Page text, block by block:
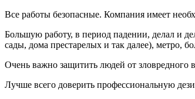
Все работы безопасные. Компания имеет
Большую работу, в период падении, делал и
сады, дома престарелых и так далее), метро,
Очень важно защитить людей от зловредного
Лучше всего доверить профессиональную